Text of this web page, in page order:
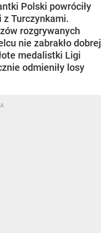
Polski powróciły
Turczynkami.
rozgrywanych
nie zabrakło dobrej
medalistki Ligi
odmieniły losy